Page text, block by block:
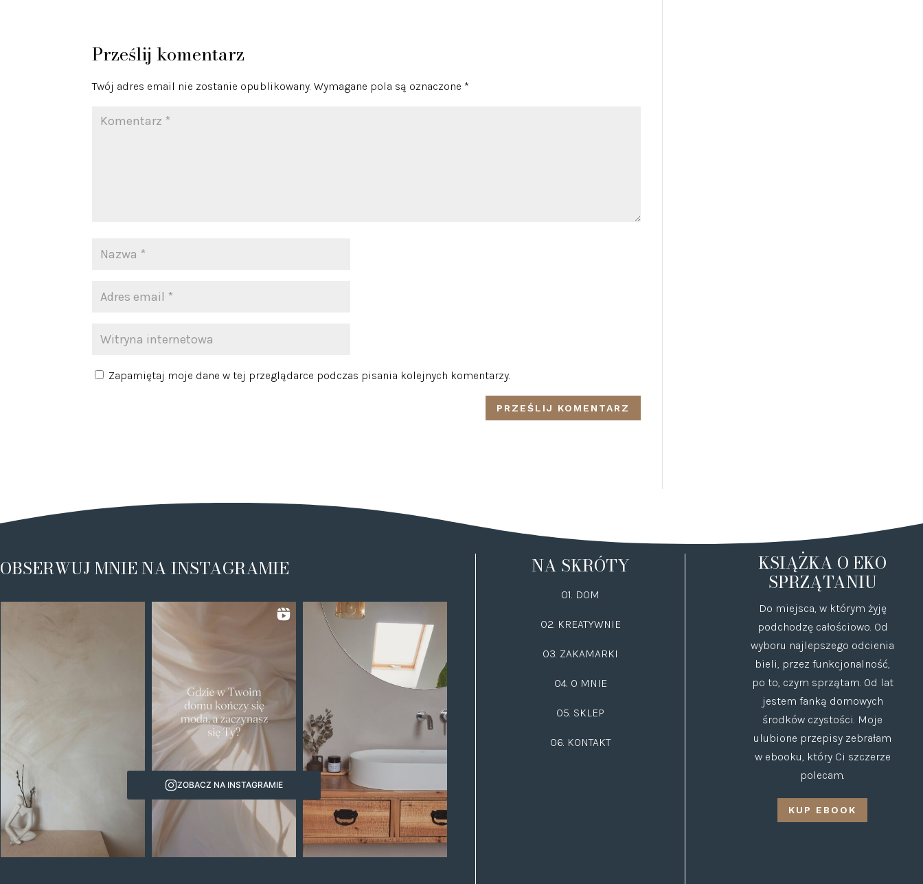
Prześlij komentarz
Twój adres email nie zostanie opublikowany. Wymagane pola są oznaczone *
Zapamiętaj moje dane w tej przeglądarce podczas pisania kolejnych komentarzy.
OBSERWUJ MNIE NA INSTAGRAMIE
ZOBACZ NA INSTAGRAMIE
NA SKRÓTY
01. DOM
02. KREATYWNIE
03. ZAKAMARKI
04. O MNIE
05. SKLEP
06. KONTAKT
KSIĄŻKA O EKO
SPRZĄTANIU
Do miejsca, w którym żyję
podchodzę całościowo. Od
wyboru najlepszego odcienia
bieli, przez funkcjonalność,
po to, czym sprzątam. Od lat
jestem fanką domowych
środków czystości. Moje
ulubione przepisy zebrałam
w ebooku, który Ci szczerze
polecam.
KUP EBOOK